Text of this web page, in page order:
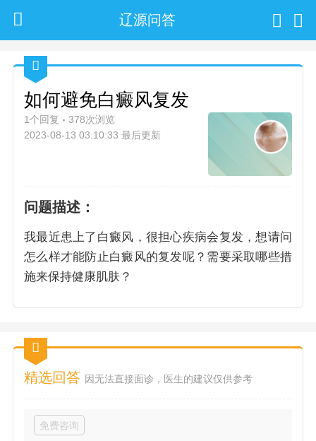
辽源问答
如何避免白癜风复发
1个回复
378次浏览
2023-08-13 03:10:33 最后更新
问题描述：
我最近患上了白癜风，很担心疾病会复发，想请问
怎么样才能防止白癜风的复发呢？需要采取哪些措
施来保持健康肌肤？
精选回答 因无法直接面诊，医生的建议仅供参考
免费咨询